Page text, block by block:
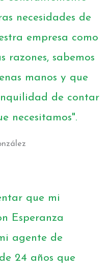
necesidades de
empresa como
razones, sabemos
manos y que
de contar
necesitamos".
que mi
Esperanza
agente de
24 años que